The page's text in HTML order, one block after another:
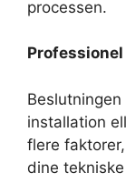
processen.
installation
flere
dine